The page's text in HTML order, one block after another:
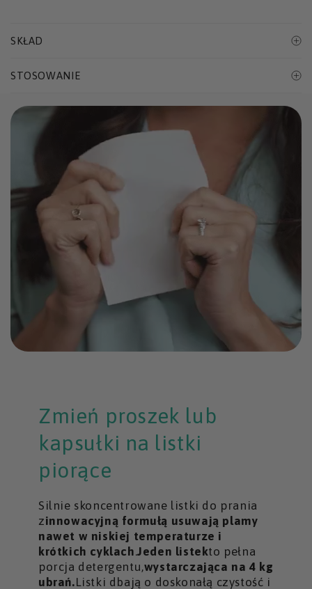
SKŁAD
STOSOWANIE
Zmień proszek lub
kapsułki na listki
piorące
Silnie skoncentrowane listki do prania
zinnowacyjną formułą usuwają plamy
nawet w niskiej temperaturze i
krótkich cyklach.Jeden listekto pełna
porcja detergentu,wystarczająca na 4 kg
ubrań.Listki dbają o doskonałą czystość i